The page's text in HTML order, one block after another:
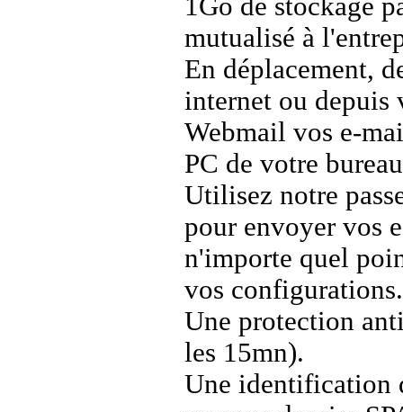
1Go de stockage
mutualisé à
En déplacement,
internet ou depuis
Webmail vos e-
PC de votre
Utilisez notre
pour envoyer vos
n'importe quel
vos configurations.
Une protection
les 15mn).
Une identification